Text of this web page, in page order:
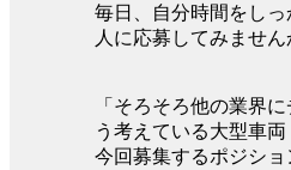
毎日、自分時間をし
人に応募してみません
「そろそろ他の業界
う考えている大型車両
今回募集するポジシ